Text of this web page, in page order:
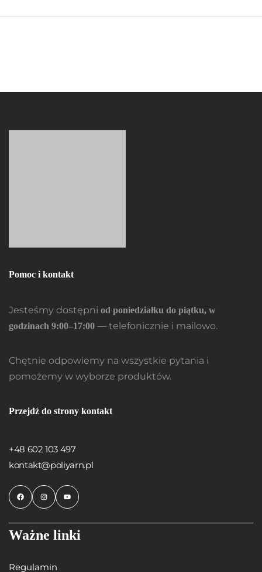
Pomoc i kontakt
Jesteśmy dostępni od poniedziałku do piątku, w
godzinach 9:00–17:00 — telefonicznie i mailowo.
Chętnie odpowiemy na wszystkie pytania i
pomożemy w wyborze produktów.
Przejdź do strony kontakt
+48 602 103 497
kontakt@poliyarn.pl
Ważne linki
Regulamin